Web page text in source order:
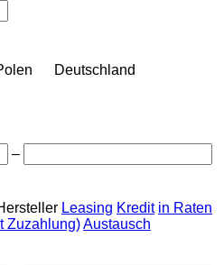
Deutschland
–
Leasing Kredit in Raten
Zuzahlung)Austausch